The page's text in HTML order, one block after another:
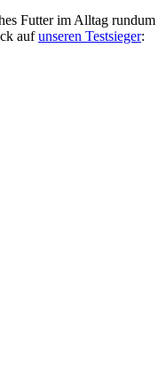
Futter im Alltag rundum
aufunseren Testsieger: